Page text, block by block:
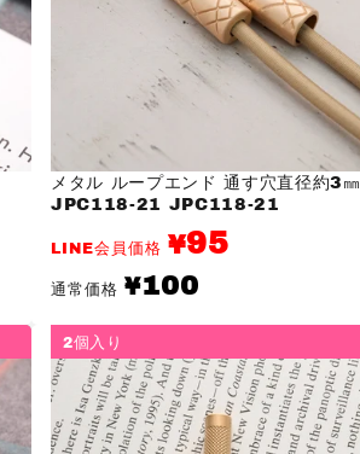
メタル ループエンド 通す穴直径約3㎜
JPC118-21 JPC118-21
LINE会員価格 ¥95
通常価格
通
常
¥100
2個入り